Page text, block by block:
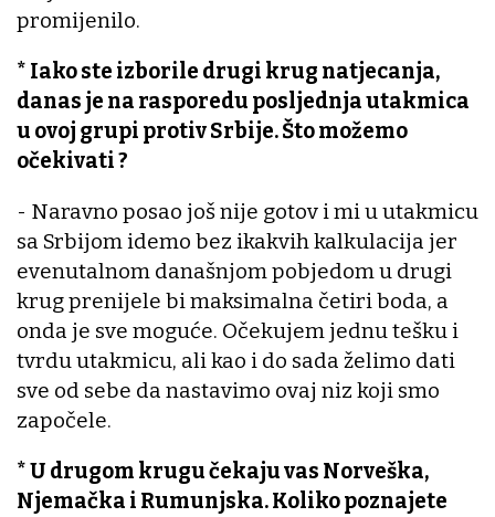
promijenilo.
* Iako ste izborile drugi krug natjecanja,
danas je na rasporedu posljednja utakmica
u ovoj grupi protiv Srbije. Što možemo
očekivati ?
- Naravno posao još nije gotov i mi u utakmicu
sa Srbijom idemo bez ikakvih kalkulacija jer
evenutalnom današnjom pobjedom u drugi
krug prenijele bi maksimalna četiri boda, a
onda je sve moguće. Očekujem jednu tešku i
tvrdu utakmicu, ali kao i do sada želimo dati
sve od sebe da nastavimo ovaj niz koji smo
započele.
* U drugom krugu čekaju vas Norveška,
Njemačka i Rumunjska. Koliko poznajete